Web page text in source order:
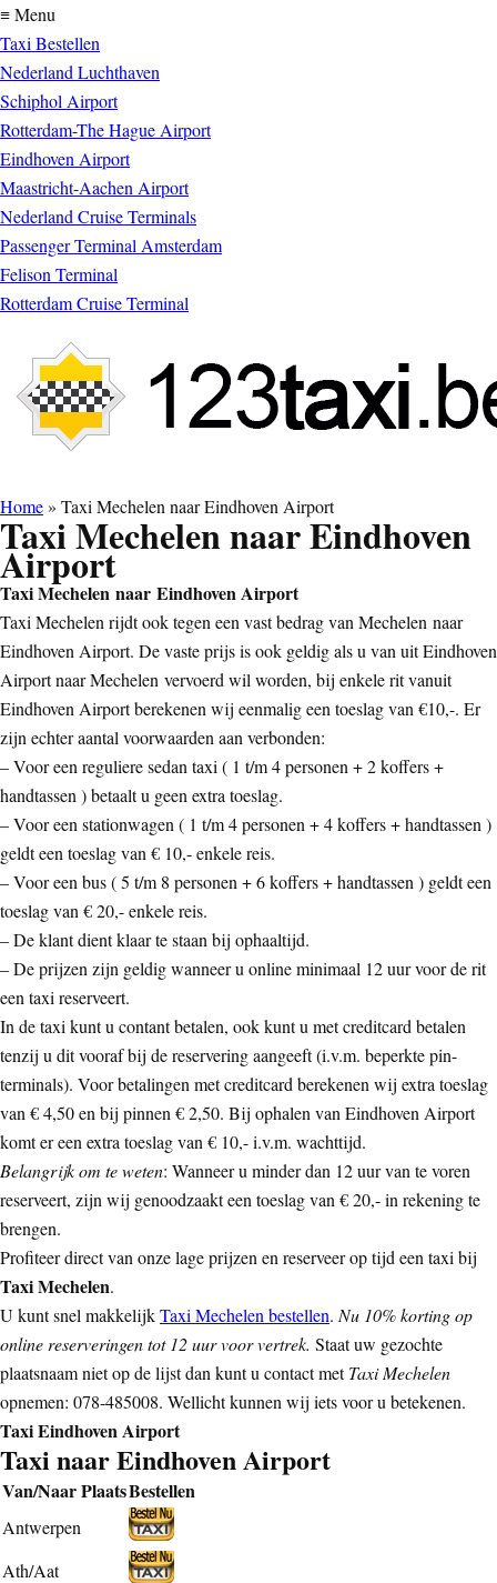
≡ Menu
Taxi Bestellen
Nederland Luchthaven
Schiphol Airport
Rotterdam-The Hague Airport
Eindhoven Airport
Maastricht-Aachen Airport
Nederland Cruise Terminals
Passenger Terminal Amsterdam
Felison Terminal
Rotterdam Cruise Terminal
Home» Taxi Mechelen naar Eindhoven Airport
Taxi Mechelen naar Eindhoven
Airport
Taxi Mechelen naar Eindhoven Airport
Taxi Mechelen rijdt ook tegen een vast bedrag van Mechelen naar
Eindhoven Airport. De vaste prijs is ook geldig als u van uit Eindhoven
Airport naar Mechelen vervoerd wil worden, bij enkele rit vanuit
Eindhoven Airport berekenen wij eenmalig een toeslag van €10,-. Er
zijn echter aantal voorwaarden aan verbonden:
– Voor een reguliere sedan taxi ( 1 t/m 4 personen + 2 koffers +
handtassen ) betaalt u geen extra toeslag.
– Voor een stationwagen ( 1 t/m 4 personen + 4 koffers + handtassen )
geldt een toeslag van € 10,- enkele reis.
– Voor een bus ( 5 t/m 8 personen + 6 koffers + handtassen ) geldt een
toeslag van € 20,- enkele reis.
– De klant dient klaar te staan bij ophaaltijd.
– De prijzen zijn geldig wanneer u online minimaal 12 uur voor de rit
een taxi reserveert.
In de taxi kunt u contant betalen, ook kunt u met creditcard betalen
tenzij u dit vooraf bij de reservering aangeeft (i.v.m. beperkte pin-
terminals). Voor betalingen met creditcard berekenen wij extra toeslag
van € 4,50 en bij pinnen € 2,50. Bij ophalen van Eindhoven Airport
komt er een extra toeslag van € 10,- i.v.m. wachttijd.
Belangrijk om te weten: Wanneer u minder dan 12 uur van te voren
reserveert, zijn wij genoodzaakt een toeslag van € 20,- in rekening te
brengen.
Profiteer direct van onze lage prijzen en reserveer op tijd een taxi bij
Taxi Mechelen.
U kunt snel makkelijkTaxi Mechelen bestellen. Nu 10% korting op
online reserveringen tot 12 uur voor vertrek. Staat uw gezochte
plaatsnaam niet op de lijst dan kunt u contact metTaxi Mechelen
opnemen: 078-485008. Wellicht kunnen wij iets voor u betekenen.
Taxi Eindhoven Airport
Taxi naar Eindhoven Airport
Van/Naar PlaatsBestellen
Antwerpen
Ath/Aat